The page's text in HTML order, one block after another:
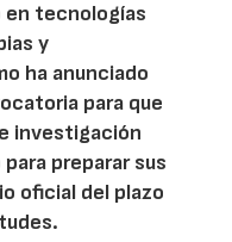
en tecnologías
y
ha anunciado
para que
investigación
preparar sus
oficial del plazo